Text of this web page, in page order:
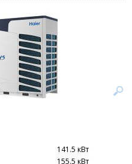
141.5 кВт
155.5 кВт